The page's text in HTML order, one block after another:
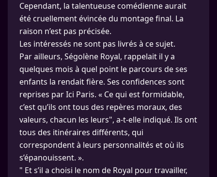
Cependant, la talentueuse comédienne aurait
été cruellement évincée du montage final. La
raison n’est pas précisée.
Les intéressés ne sont pas livrés à ce sujet.
Par ailleurs, Ségolène Royal, rappelait il y a
quelques mois à quel point le parcours de ses
enfants la rendait fière. Ses confidences sont
reprises par Ici Paris. « Ce qui est formidable,
c’est qu’ils ont tous des repères moraux, des
valeurs, chacun les leurs", a-t-elle indiqué. Ils ont
tous des itinéraires différents, qui
correspondent à leurs personnalités et où ils
s’épanouissent. ».
" Et s’il a choisi le nom de Royal pour travailler,